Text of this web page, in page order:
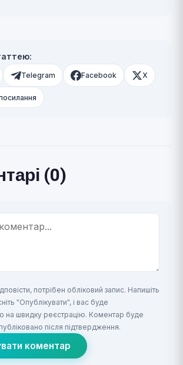
Telegram Facebook X
(0)
потрібен обліковий запис. Напишіть
"Опублікувати", і вас буде
на швидку реєстрацію. Коментар буде
після підтвердження.
коментар